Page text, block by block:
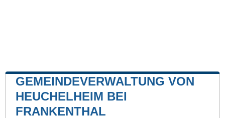
GEMEINDEVERWALTUNG VON
HEUCHELHEIM BEI
FRANKENTHAL